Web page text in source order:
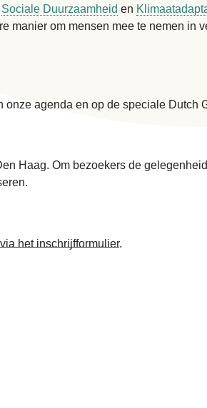
Sociale Duurzaamheid en
om mensen mee te nemen in
agenda en op de speciale Dutch
Haag. Om bezoekers de
het inschrijfformulier.